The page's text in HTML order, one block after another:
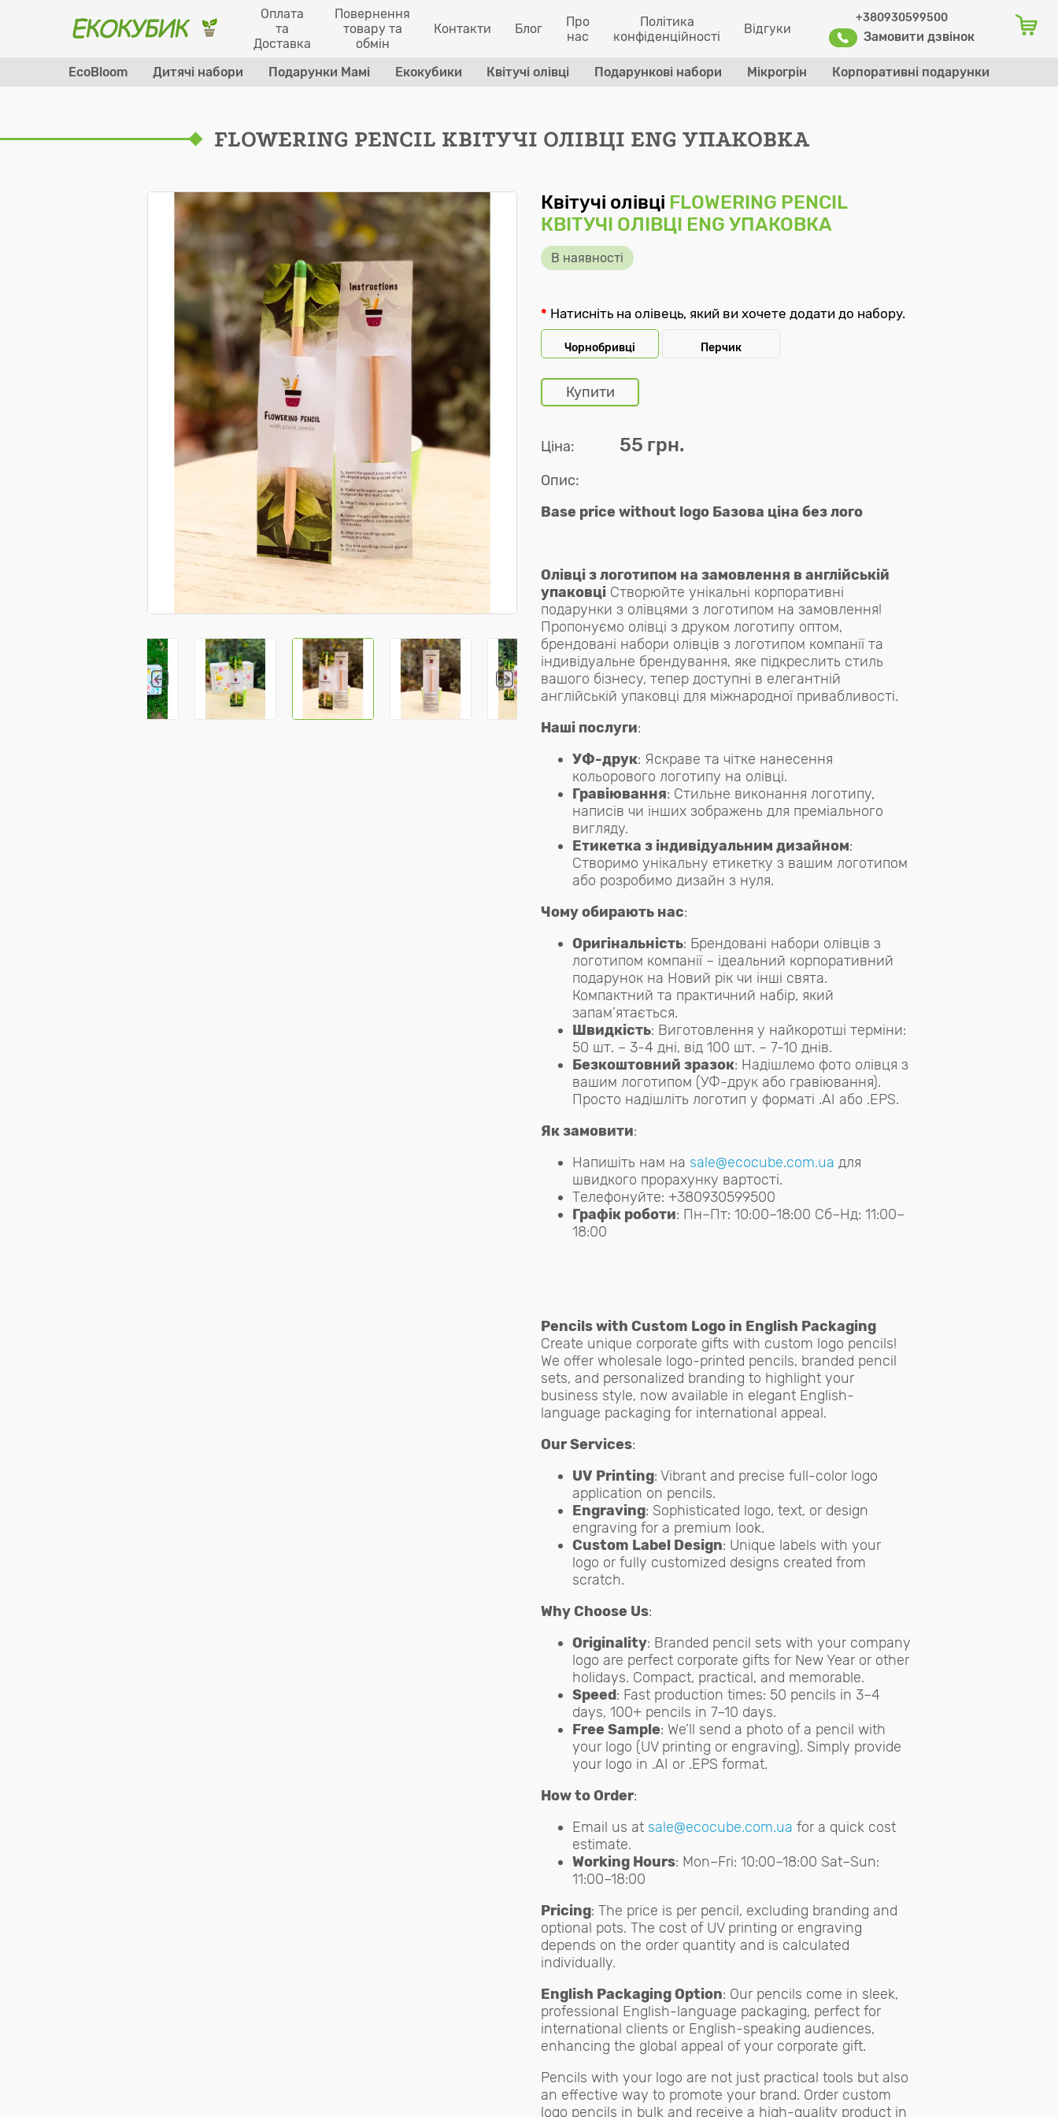
Оплата
та
Доставка
Повернення
товару та
обмін
Контакти Блог
Про
нас
Політика
конфіденційності
Відгуки
+380930599500
Замовити дзвінок
EcoBloom Дитячі набори Подарунки Мамі Екокубики Квітучі олівці Подарункові набори Мікрогрін Корпоративні подарунки
FLOWERING PENCIL КВІТУЧІ ОЛІВЦІ ENG УПАКОВКА
Квітучі олівці FLOWERING PENCIL
КВІТУЧІ ОЛІВЦІ ENG УПАКОВКА
В наявності
Натисніть на олівець, який ви хочете додати до набору.
Чорнобривці Перчик
Купити
Ціна: 55 грн.
Опис:
Base price without logo Базова ціна без лого
Олівці з логотипом на замовлення в англійській
упаковці Створюйте унікальні корпоративні
подарунки з олівцями з логотипом на замовлення!
Пропонуємо олівці з друком логотипу оптом,
брендовані набори олівців з логотипом компанії та
індивідуальне брендування, яке підкреслить стиль
вашого бізнесу, тепер доступні в елегантній
англійській упаковці для міжнародної привабливості.
Наші послуги:
УФ-друк: Яскраве та чітке нанесення
кольорового логотипу на олівці.
Гравіювання: Стильне виконання логотипу,
написів чи інших зображень для преміального
вигляду.
Етикетка з індивідуальним дизайном:
Створимо унікальну етикетку з вашим логотипом
або розробимо дизайн з нуля.
Чому обирають нас:
Оригінальність: Брендовані набори олівців з
логотипом компанії – ідеальний корпоративний
подарунок на Новий рік чи інші свята.
Компактний та практичний набір, який
запам’ятається.
Швидкість: Виготовлення у найкоротші терміни:
50 шт. – 3-4 дні, від 100 шт. – 7-10 днів.
Безкоштовний зразок: Надішлемо фото олівця з
вашим логотипом (УФ-друк або гравіювання).
Просто надішліть логотип у форматі .AI або .EPS.
Як замовити:
Напишіть нам на sale@ecocube.com.ua для
швидкого прорахунку вартості.
Телефонуйте: +380930599500
Графік роботи: Пн–Пт: 10:00–18:00 Сб–Нд: 11:00–
18:00
Pencils with Custom Logo in English Packaging
Create unique corporate gifts with custom logo pencils!
We offer wholesale logo-printed pencils, branded pencil
sets, and personalized branding to highlight your
business style, now available in elegant English-
language packaging for international appeal.
Our Services:
UV Printing: Vibrant and precise full-color logo
application on pencils.
Engraving: Sophisticated logo, text, or design
engraving for a premium look.
Custom Label Design: Unique labels with your
logo or fully customized designs created from
scratch.
Why Choose Us:
Originality: Branded pencil sets with your company
logo are perfect corporate gifts for New Year or other
holidays. Compact, practical, and memorable.
Speed: Fast production times: 50 pencils in 3–4
days, 100+ pencils in 7–10 days.
Free Sample: We’ll send a photo of a pencil with
your logo (UV printing or engraving). Simply provide
your logo in .AI or .EPS format.
How to Order:
Email us at sale@ecocube.com.ua for a quick cost
estimate.
Working Hours: Mon–Fri: 10:00–18:00 Sat–Sun:
11:00–18:00
Pricing: The price is per pencil, excluding branding and
optional pots. The cost of UV printing or engraving
depends on the order quantity and is calculated
individually.
English Packaging Option: Our pencils come in sleek,
professional English-language packaging, perfect for
international clients or English-speaking audiences,
enhancing the global appeal of your corporate gift.
Pencils with your logo are not just practical tools but also
an effective way to promote your brand. Order custom
logo pencils in bulk and receive a high-quality product in